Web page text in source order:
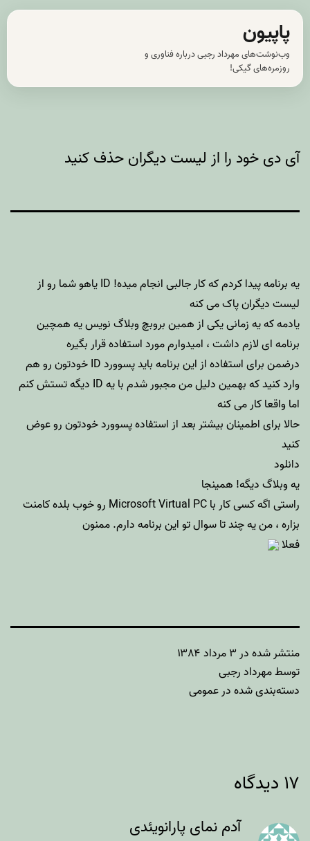
پرش
محتوا
پاپیون
وب‌نوشت‌های مهرداد رجبی درباره فناوری و
روزمره‌های گیکی!
آی دی خود را از لیست دیگران حذف کنید
یه برنامه پیدا کردم که کار جالبی انجام میده! ID یاهو شما رو از
لیست دیگران پاک می کنه
یادمه که یه زمانییکیاز همین بروبچ وبلاگ نویس یه همچین
برنامه ای لازم داشت ، امیدوارم مورد استفاده قرار بگیره
درضمن برای استفاده از این برنامه باید پسوورد ID خودتون رو هم
وارد کنید که بهمین دلیل من مجبور شدم با یه ID دیگه تستش کنم
اما واقعا کار می کنه
حالا برای اطمینان بیشتر بعد از استفاده پسوورد خودتون رو عوض
کنید
دانلود
یه وبلاگ دیگه! همینجا
راستی اگه کسی کار با Microsoft Virtual PC رو خوب بلده کامنت
بزاره ، من یه چند تا سوال تو این برنامه دارم. ممنون
فعلا
منتشر شده در ۳ مرداد ۱۳۸۴
توسطمهرداد رجبی
دسته‌بندی شده درعمومی
۱۷ دیدگاه
آدم نمای پارانویئدی